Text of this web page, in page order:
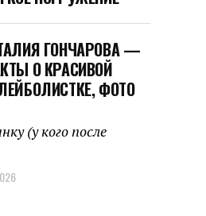
(да что это я,
наша
из белой и
в грязно-
(у кого после
ГОНЧАРОВА —
О КРАСИВОЙ
ФОТО